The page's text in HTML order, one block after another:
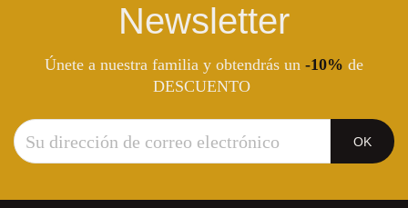
Newsletter
Únete a nuestra familia y obtendrás un -10% de
DESCUENTO